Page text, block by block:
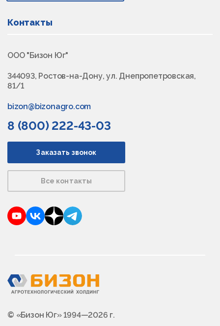
Контакты
ООО "Бизон Юг"
344093, Ростов-на-Дону, ул. Днепропетровская,
81/1
bizon@bizonagro.com
8 (800) 222-43-03
Заказать звонок
Все контакты
YouTubeVKontakte
DzenTelegram
© «Бизон Юг» 1994—2026 г.